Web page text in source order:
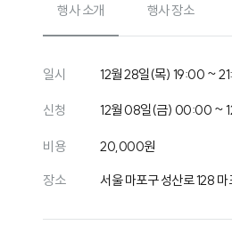
행사 소개 행사 장소
일시 12월 28일(목) 19:00 ~
신청 12월 08일(금) 00:00 ~
비용
20,000원
장소
서울 마포구 성산로 128